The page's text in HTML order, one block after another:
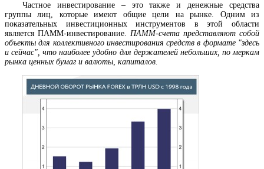
Частное инвестирование – это также и денежные средства
группы лиц, которые имеют общие цели на рынке. Одним из
показательных инвестиционных инструментов в этой области
является ПАММ-инвестирование. ПАММ-счета представляют собой
объекты для коллективного инвестирования средств в формате "здесь
и сейчас", что наиболее удобно для держателей небольших, по меркам
рынка ценных бумаг и валюты, капиталов.